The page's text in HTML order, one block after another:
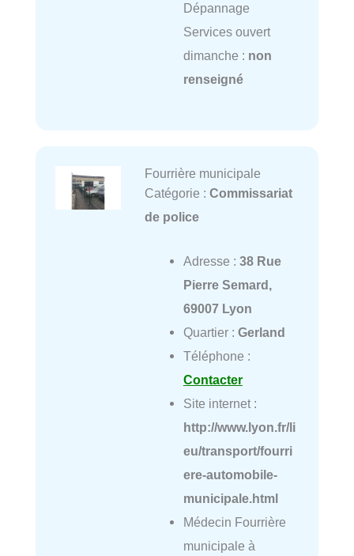
Dépannage
Services ouvert
dimanche : non
renseigné
Fourrière municipale
Catégorie : Commissariat
de police
Adresse : 38 Rue
Pierre Semard,
69007 Lyon
Quartier : Gerland
Téléphone :
Contacter
Site internet :
http://www.lyon.fr/li
eu/transport/fourri
ere-automobile-
municipale.html
Médecin Fourrière
municipale à